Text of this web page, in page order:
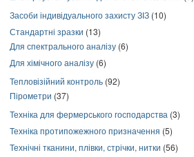
Засоби індивідуального захисту ЗІЗ (10)
Стандартні зразки (13)
Для спектрального аналізу (6)
Для хімічного аналізу (6)
Тепловізійний контроль (92)
Пірометри (37)
Техніка для фермерського господарства (3)
Техніка протипожежного призначення (5)
Технічні тканини, плівки, стрічки, нитки (56)